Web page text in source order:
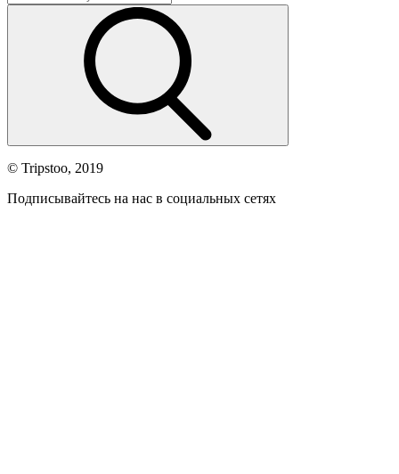
© Tripstoo, 2019
Подписывайтесь на нас в социальных сетях